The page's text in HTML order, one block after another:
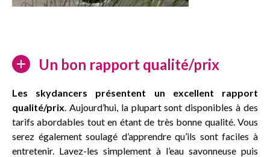
Un bon rapport qualité/prix
Les skydancers présentent un excellent rapport
qualité/prix. Aujourd’hui, la plupart sont disponibles à des
tarifs abordables tout en étant de très bonne qualité. Vous
serez également soulagé d’apprendre qu’ils sont faciles à
entretenir. Lavez-les simplement à l’eau savonneuse puis